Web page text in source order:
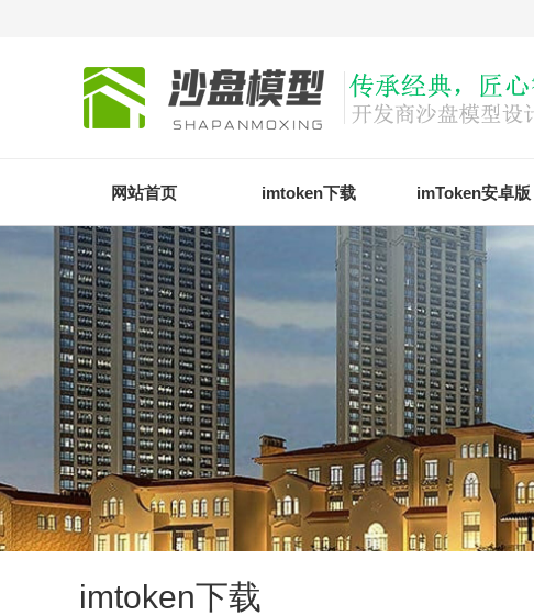
网站首页 imtoken下载 imToken安卓版
imtoken下载